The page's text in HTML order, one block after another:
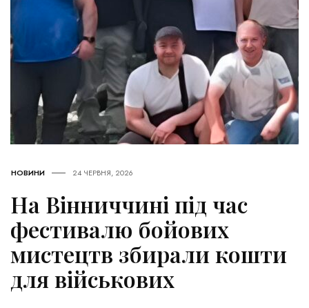
НОВИНИ 24 ЧЕРВНЯ, 2026
На Вінниччині під час
фестивалю бойових
мистецтв збирали кошти
для військових